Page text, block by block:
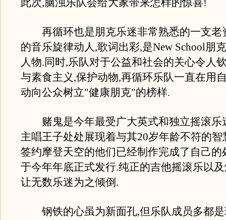
此次,脑浊乐队会给大家带来怎样的惊喜!
再循环也是朋克乐迷非常熟悉的一支老
的音乐旋律动人,歌词出彩,是New School朋
人物.同时,乐队对于公益和社会的关心令人
与素食主义,保护动物,再循环乐队一直在用
动向公众树立"健康朋克"的榜样.
赌鬼是今年最受广大英式和独立摇滚乐
主唱王子处处展现着与其20岁年龄不符的
签约摩登天空的他们已经制作完成了自己的
于今年年底正式发行.纯正的吉他摇滚乐以
让无数乐迷为之倾倒.
钢铁的心虽为新面孔,但乐队成员多都是